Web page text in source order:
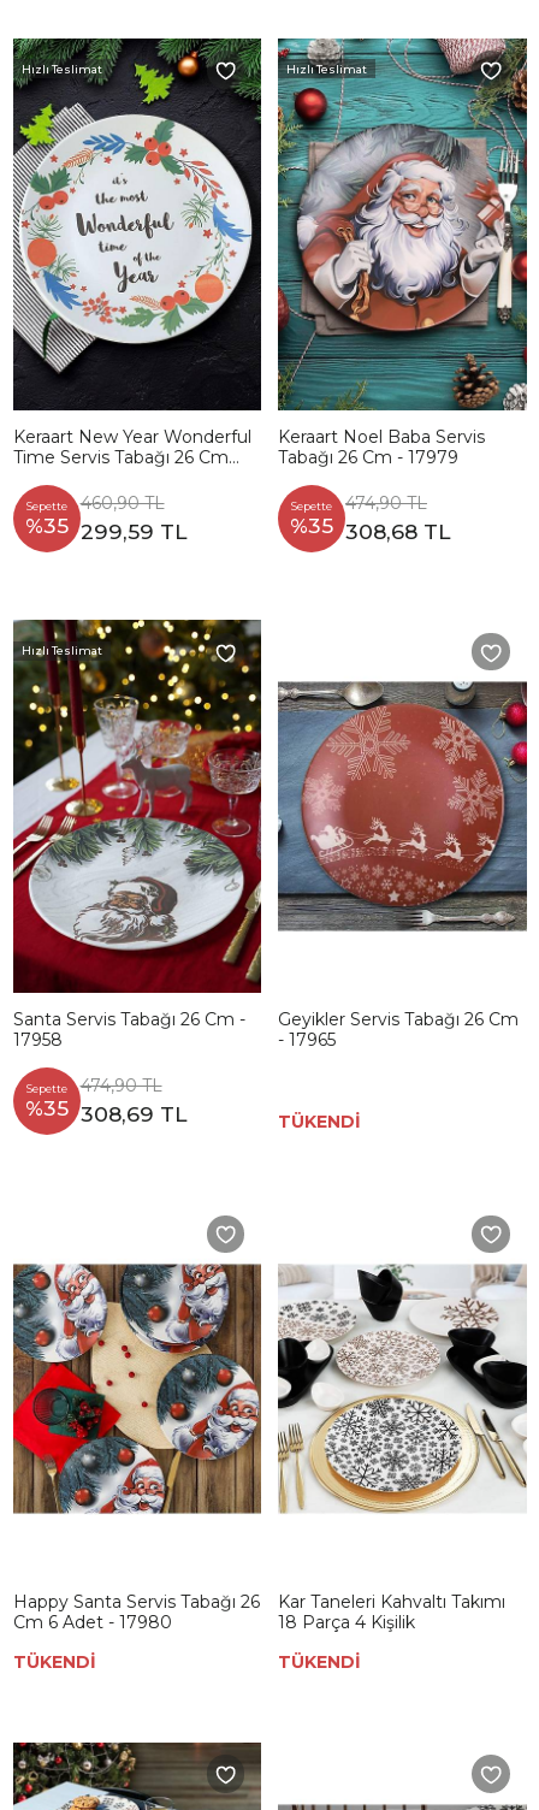
Hızlı Teslimat
Keraart New Year Wonderful
Time Servis Tabağı 26 Cm
Sepette
%35
460,90 TL
299,59 TL
Hızlı Teslimat
Keraart Noel Baba Servis
Tabağı 26 Cm - 17979
Sepette
%35
474,90 TL
308,68 TL
Hızlı Teslimat
Santa Servis Tabağı 26 Cm -
17958
Sepette
%35
474,90 TL
308,69 TL
Geyikler Servis Tabağı 26 Cm
- 17965
TÜKENDİ
Happy Santa Servis Tabağı 26
Cm 6 Adet - 17980
TÜKENDİ
Kar Taneleri Kahvaltı Takımı
18 Parça 4 Kişilik
TÜKENDİ